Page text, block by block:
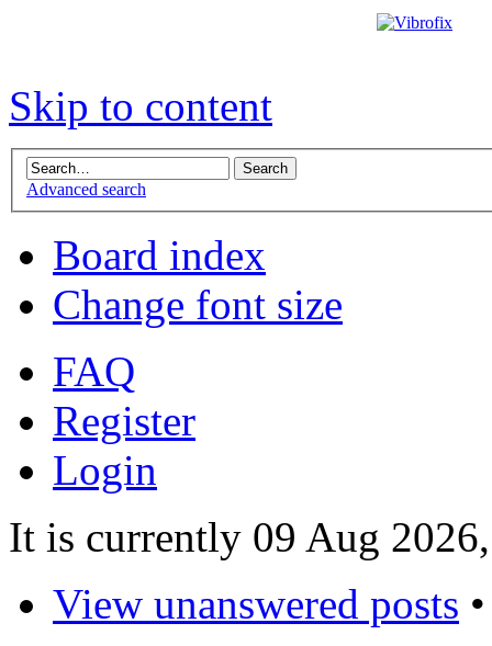
Skip to content
Advanced search
Board index
Change font size
FAQ
Register
Login
It is currently 09 Aug
View unanswered posts